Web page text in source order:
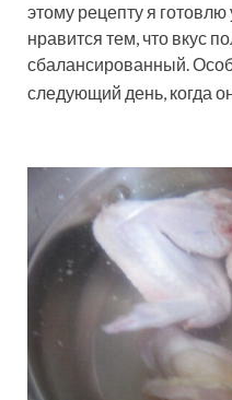
этому рецепту я
нравится тем, что вкус
сбалансированный.
следующий день, когда